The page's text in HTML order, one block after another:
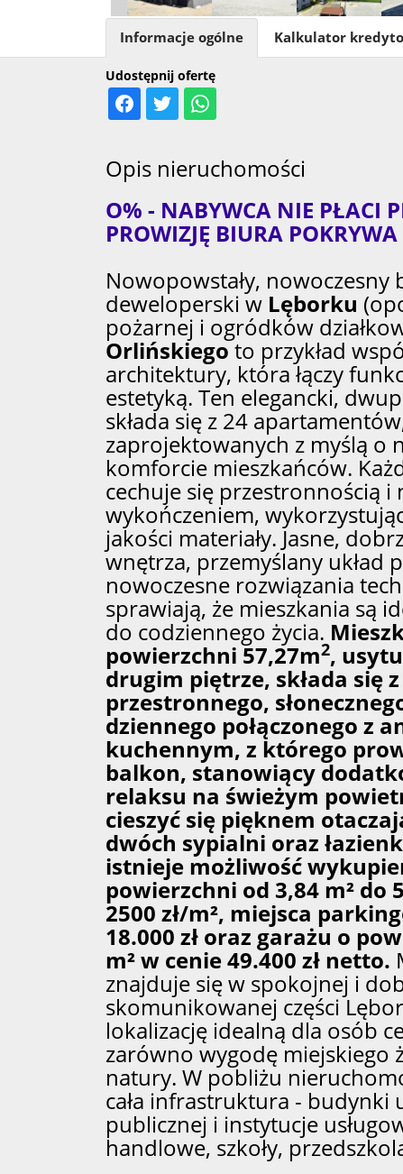
Udostępnij ofertę
Informacje ogólne Kalkulator
Opis nieruchomości
O% - NABYWCA NIE PŁACI
PROWIZJĘ BIURA POKRYWA
Nowopowstały, nowoczesny
deweloperski w Lęborku
pożarnej i ogródków
Orlińskiegoto przykład
architektury, która łączy
estetyką. Ten elegancki,
składa się z 24
zaprojektowanych z myślą o
komforcie mieszkańców.
cechuje się przestronnością i
wykończeniem,
jakości materiały. Jasne,
wnętrza, przemyślany układ
nowoczesne rozwiązania
sprawiają, że mieszkania są
do codziennego życia.
powierzchni 57,27m2,
drugim piętrze, składa się
przestronnego,
dziennego połączonego z
kuchennym, z którego
balkon, stanowiący
relaksu na świeżym
cieszyć się pięknem
dwóch sypialni oraz
istnieje możliwość
powierzchni od 3,84 m² do
2500 zł/m², miejsca
18.000 zł oraz garażu o
m² w cenie 49.400 zł netto.
znajduje się w spokojnej i
skomunikowanej części
lokalizację idealną dla osób
zarówno wygodę miejskiego
natury. W pobliżu
cała infrastruktura - budynki
publicznej i instytucje
handlowe, szkoły,